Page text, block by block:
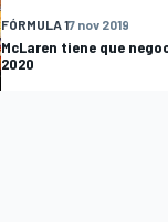
FÓRMULA 17 nov 2019
McLaren tiene que
2020